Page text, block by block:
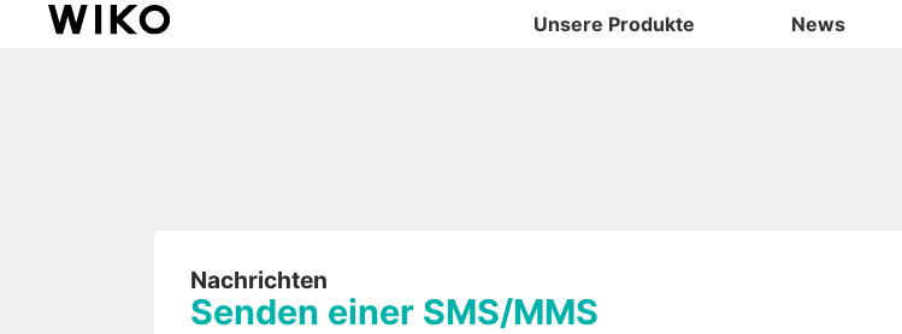
Unsere Produkte News
Nachrichten
Senden einer SMS/MMS